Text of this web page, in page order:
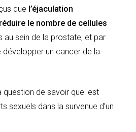
que l’éjaculation
réduire le nombre de cellules
au sein de la prostate, et par
développer un cancer de la
de savoir quel est
sexuels dans la survenue d’un